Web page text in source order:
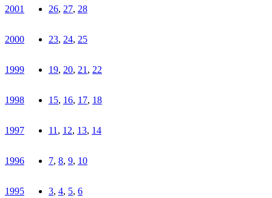
2001 26, 27, 28
2000 23, 24, 25
1999 19, 20, 21 , 22
1998 15, 16, 17, 18
1997 11 , 12, 13, 14
1996 7, 8, 9, 10
1995 3, 4, 5, 6